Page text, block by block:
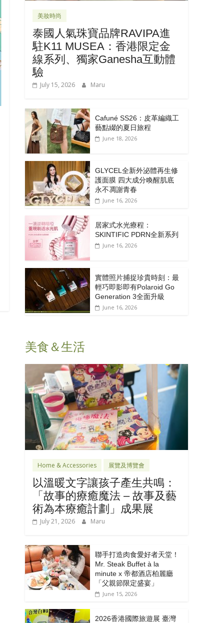
美妝時尚
泰國人氣珠寶品牌RAVIPA進
駐K11 MUSEA：香港限定金
線系列、獨家Ganesha互動體
驗
July 15, 2026 Maru
Cafuné SS26：皮革編織工
藝點綴的夏日旅程
June 18, 2026
GLYCEL全新外泌體再生修
護面膜 四大成分喚醒肌底
永不凋謝青春
June 16, 2026
居家式水光療程：
SKINTIFIC PDRN全新系列
June 16, 2026
實體照片捕捉珍貴時刻：最
輕巧即影即有Polaroid Go
Generation 3全面升級
June 16, 2026
美食＆生活
Home & Accessories 展覽及博覽會
以溫暖文字讓孩子產生共鳴：
「故事的療癒魔法 – 故事及藝
術為本療癒計劃」成果展
July 21, 2026 Maru
聯手打造肉食愛好者天堂！
Mr. Steak Buffet à la
minute x 帝都酒店柏麗廳
「⽗親節限定盛宴」
June 15, 2026
2026香港國際旅遊展 臺灣